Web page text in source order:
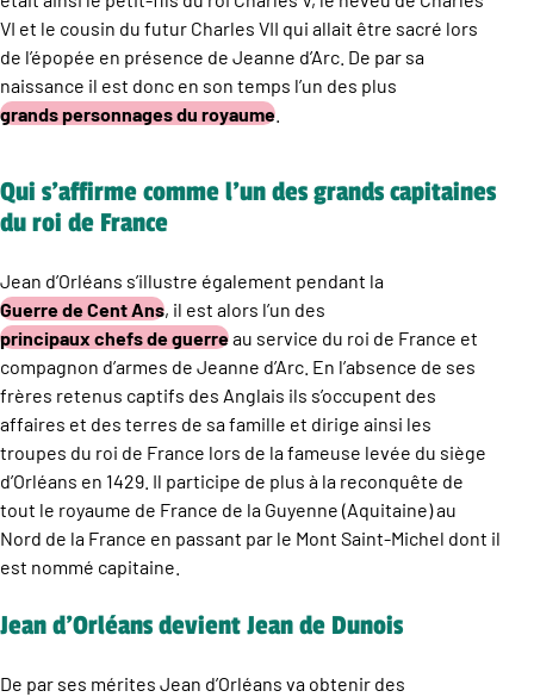
VI et le cousin du futur Charles VII qui allait être sacré lors
de l’épopée en présence de Jeanne d’Arc. De par sa
naissance il est donc en son temps l’un des plus
grands personnages du royaume
Qui s’affirme comme l’un des grands capitaines
du roi de France
Jean d’Orléans s’illustre également pendant la
Guerre de Cent Ans, il est alors l’un des
principaux chefs de guerreau service du roi de France et
compagnon d’armes de Jeanne d’Arc. En l’absence de ses
frères retenus captifs des Anglais ils s’occupent des
affaires et des terres de sa famille et dirige ainsi les
troupes du roi de France lors de la fameuse levée du siège
d’Orléans en 1429. Il participe de plus à la reconquête de
tout le royaume de France de la Guyenne (Aquitaine) au
Nord de la France en passant par le Mont Saint-Michel dont il
est nommé capitaine.
Jean d’Orléans devient Jean de Dunois
De par ses mérites Jean d’Orléans va obtenir des